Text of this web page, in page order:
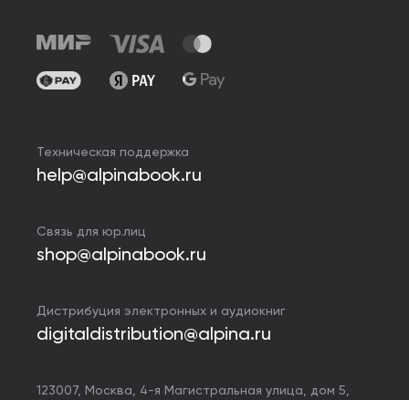
Техническая поддержка
help@alpinabook.ru
Связь для юр.лиц
shop@alpinabook.ru
Дистрибуция электронных и аудиокниг
digitaldistribution@alpina.ru
123007, Москва, 4-я Магистральная улица, дом 5,